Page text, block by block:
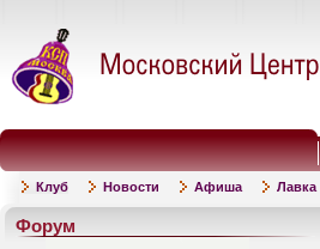
Клуб Новости Афиша Лавка
Форум